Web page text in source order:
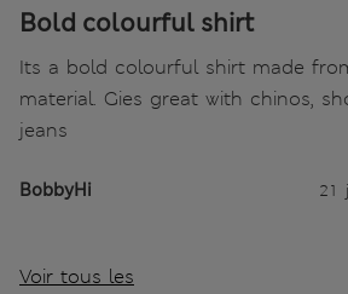
Bold colourful shirt
Its a bold colourful shirt made
material. Gies great with chinos,
jeans
BobbyHi 21
Voir tous les